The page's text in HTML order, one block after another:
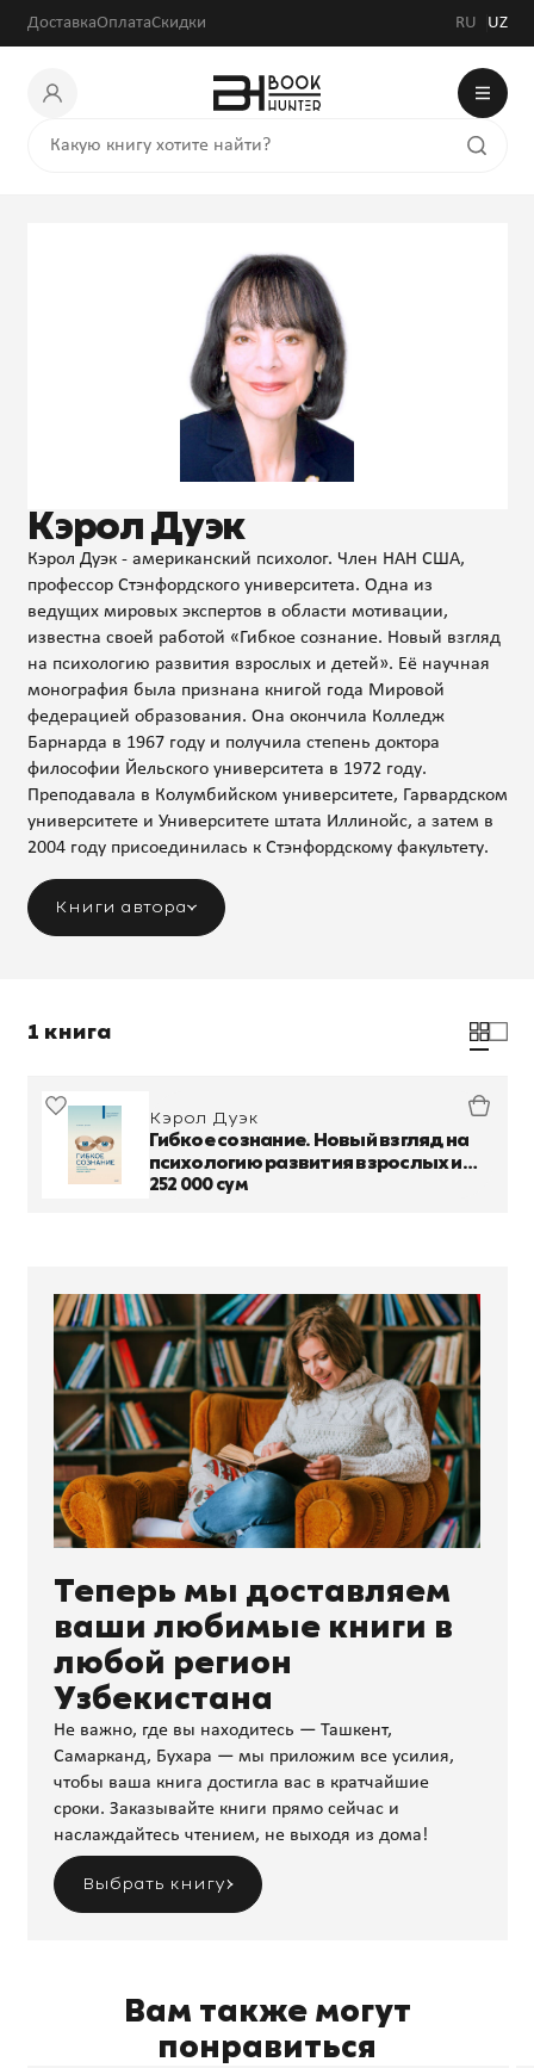
ДоставкаОплатаСкидки RU UZ
Кэрол Дуэк
Кэрол Дуэк - американский психолог. Член НАН США,
профессор Стэнфордского университета. Одна из
ведущих мировых экспертов в области мотивации,
известна своей работой «Гибкое сознание. Новый взгляд
на психологию развития взрослых и детей». Её научная
монография была признана книгой года Мировой
федерацией образования. Она окончила Колледж
Барнарда в 1967 году и получила степень доктора
философии Йельского университета в 1972 году.
Преподавала в Колумбийском университете, Гарвардском
университете и Университете штата Иллинойс, а затем в
2004 году присоединилась к Стэнфордскому факультету.
Книги автора
1 книга
Кэрол Дуэк
Гибкое сознание. Новый взгляд на
психологию развития взрослых и
детей
252 000 сум
Теперь мы доставляем
ваши любимые книги в
любой регион
Узбекистана
Не важно, где вы находитесь — Ташкент,
Самарканд, Бухара — мы приложим все усилия,
чтобы ваша книга достигла вас в кратчайшие
сроки. Заказывайте книги прямо сейчас и
наслаждайтесь чтением, не выходя из дома!
Выбрать книгу
Вам также могут
понравиться